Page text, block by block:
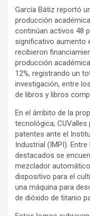
García Bátiz reportó
producción
continúan activos 48
significativo aumento
recibieron
producción
12%, registrando un
investigación, entre
de libros y libros
En el ámbito de la
tecnológica,
patentes ante el
Industrial (IMPI).
destacados se
mezclador
dispositivo para el
una máquina para
de dióxido de titanio